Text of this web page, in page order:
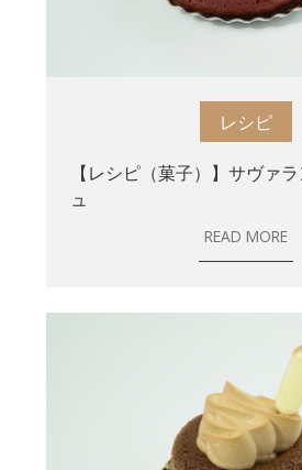
レシピ
【レシピ（菓子）】サヴァ
ュ
READ MORE